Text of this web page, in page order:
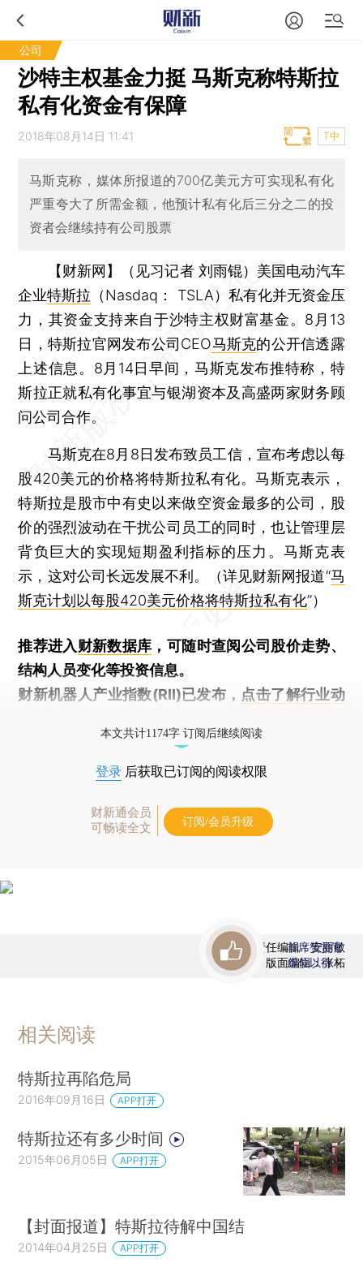
公司
沙特主权基金力挺 马斯克称特斯拉
私有化资金有保障
2018年08月14日 11:41 T中
马斯克称，媒体所报道的700亿美元方可实现私有化
严重夸大了所需金额，他预计私有化后三分之二的投
资者会继续持有公司股票
【财新网】（见习记者 刘雨锟） 美国电动汽车
企业特斯拉 （Nasdaq： TSLA）私有化并无资金压
力，其资金支持来自于沙特主权财富基金。8月13
日，特斯拉官网发布公司CEO马斯克的公开信透露
上述信息。8月14日早间，马斯克发布推特称，特
斯拉正就私有化事宜与银湖资本及高盛两家财务顾
问公司合作。
马斯克在8月8日发布致员工信，宣布考虑以每
股420美元的价格将特斯拉私有化。马斯克表示，
特斯拉是股市中有史以来做空资金最多的公司，股
价的强烈波动在干扰公司员工的同时，也让管理层
背负巨大的实现短期盈利指标的压力。马斯克表
示，这对公司长远发展不利。（详见财新网报道“马
斯克计划以每股420美元价格将特斯拉私有化”）
推荐进入财新数据库 ，可随时查阅公司股价走势、
结构人员变化等投资信息。
财新机器人产业指数(RII)已发布， 点击了解行业动
本文共计1174字 订阅后继续阅读
登录 后获取已订阅的阅读权限
财新通会员
可畅读全文
订阅/会员升级
责任编辑：安丽敏
版面编辑：张柘
首席赞赏官
虚位以待
相关阅读
特斯拉再陷危局
2016年09月16日 APP打开
特斯拉还有多少时间
2015年06月05日 APP打开
【封面报道】特斯拉待解中国结
2014年04月25日 APP打开